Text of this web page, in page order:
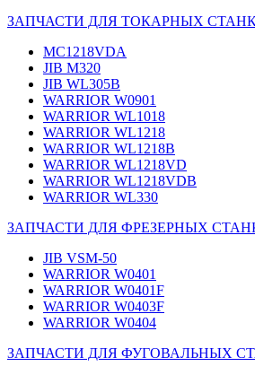
ЗАПЧАСТИ ДЛЯ ТОКАРНЫХ
MC1218VDA
JIB M320
JIB WL305B
WARRIOR W0901
WARRIOR WL1018
WARRIOR WL1218
WARRIOR WL1218B
WARRIOR WL1218VD
WARRIOR WL1218VDB
WARRIOR WL330
ЗАПЧАСТИ ДЛЯ ФРЕЗЕРНЫХ
JIB VSM-50
WARRIOR W0401
WARRIOR W0401F
WARRIOR W0403F
WARRIOR W0404
ЗАПЧАСТИ ДЛЯ ФУГОВАЛЬНЫХ